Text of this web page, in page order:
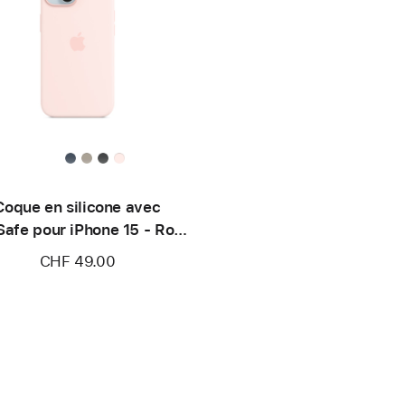
en silicone avec
pour iPhone 15 - Rose
pâle
CHF 49.00